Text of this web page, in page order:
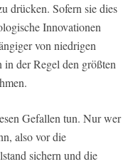
drücken. Sofern sie dies
Innovationen
von niedrigen
der Regel den größten
Gefallen tun. Nur wer
also vor die
sichern und die